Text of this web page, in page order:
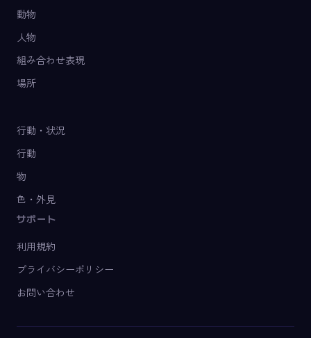
動物
人物
組み合わせ表現
場所
行動・状況
行動
物
色・外見
サポート
利用規約
プライバシーポリシー
お問い合わせ